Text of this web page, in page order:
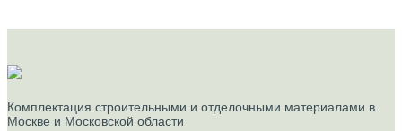
Комплектация строительными и отделочными материалами в
Москве и Московской области